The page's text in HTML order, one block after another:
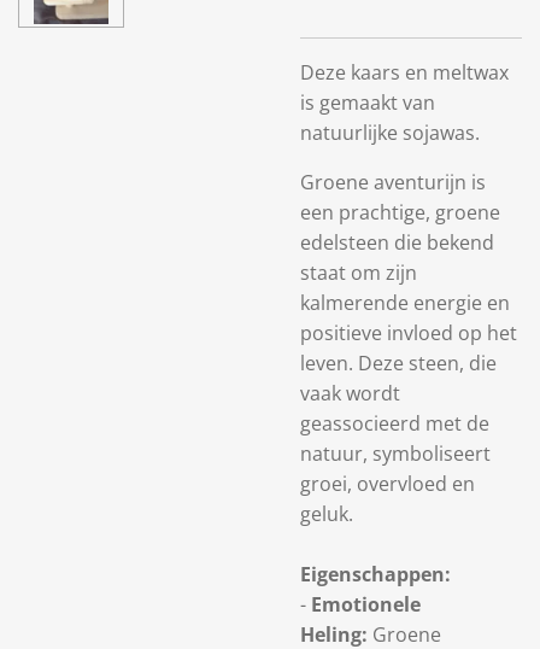
Deze kaars en meltwax
is gemaakt van
natuurlijke sojawas.
Groene aventurijn is
een prachtige, groene
edelsteen die bekend
staat om zijn
kalmerende energie en
positieve invloed op het
leven. Deze steen, die
vaak wordt
geassocieerd met de
natuur, symboliseert
groei, overvloed en
geluk.
Eigenschappen:
- Emotionele
Heling: Groene